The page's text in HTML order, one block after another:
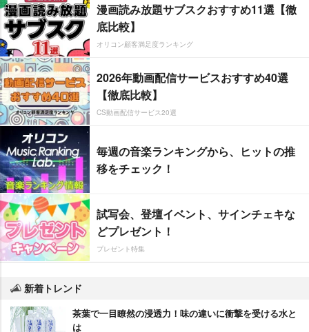
漫画読み放題サブスクおすすめ11選【徹
底比較】
オリコン顧客満足度ランキング
2026年動画配信サービスおすすめ40選
【徹底比較】
CS動画配信サービス20選
毎週の音楽ランキングから、ヒットの推
移をチェック！
試写会、登壇イベント、サインチェキな
どプレゼント！
プレゼント特集
新着トレンド
茶葉で一目瞭然の浸透力！味の違いに衝撃を受ける水と
は